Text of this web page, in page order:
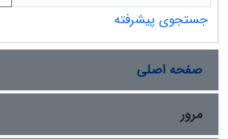
جستجوی پیشرفته
صفحه اصلی
مرور